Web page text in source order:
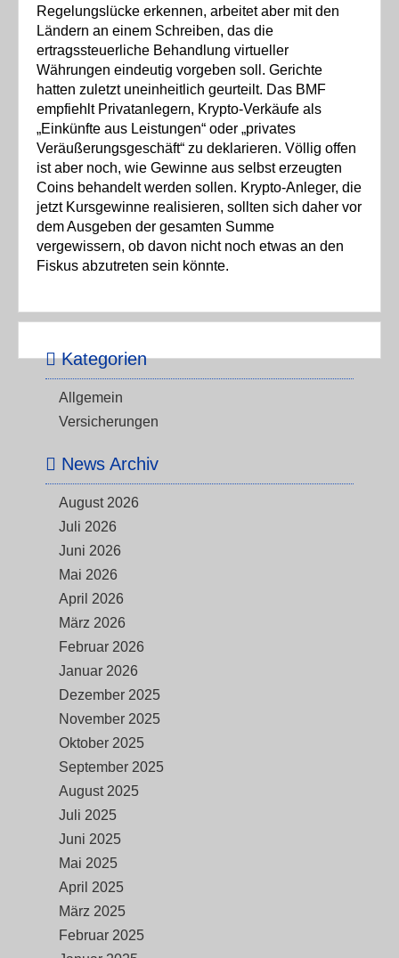
Regelungslücke erkennen, arbeitet aber mit den
Ländern an einem Schreiben, das die
ertragssteuerliche Behandlung virtueller
Währungen eindeutig vorgeben soll. Gerichte
hatten zuletzt uneinheitlich geurteilt. Das BMF
empfiehlt Privatanlegern, Krypto-Verkäufe als
„Einkünfte aus Leistungen“ oder „privates
Veräußerungsgeschäft“ zu deklarieren. Völlig offen
ist aber noch, wie Gewinne aus selbst erzeugten
Coins behandelt werden sollen. Krypto-Anleger, die
jetzt Kursgewinne realisieren, sollten sich daher vor
dem Ausgeben der gesamten Summe
vergewissern, ob davon nicht noch etwas an den
Fiskus abzutreten sein könnte.
Kategorien
Allgemein
Versicherungen
News Archiv
August 2026
Juli 2026
Juni 2026
Mai 2026
April 2026
März 2026
Februar 2026
Januar 2026
Dezember 2025
November 2025
Oktober 2025
September 2025
August 2025
Juli 2025
Juni 2025
Mai 2025
April 2025
März 2025
Februar 2025